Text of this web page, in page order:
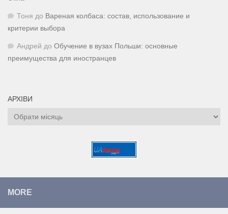
Тоня до Вареная колбаса: состав, использование и
критерии выбора
Андрей до Обучение в вузах Польши: основные
преимущества для иностранцев
АРХІВИ
Архіви
MORE